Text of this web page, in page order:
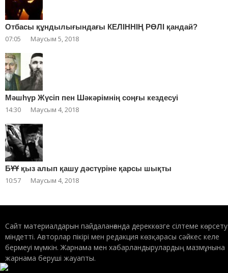
Отбасы құндылығындағы КЕЛІННІҢ РӨЛІ қандай?
07:05 Маусым 5, 2018
Мәшһүр Жүсіп пен Шәкәрімнің соңғы кездесуі
14:30 Маусым 4, 2018
БҰҰ қыз алып қашу дәстүріне қарсы шықты
10:57 Маусым 4, 2018
Сайт материалдарын пайдаланғанда дереккөзге сілтеме көрсету
міндетті. Авторлар пікірі мен редакция көзқарасы сәйкес келе
бермеуі мүмкін. Жарнама мен хабарландырулардың мазмұнына
жарнама беруші жауапты.